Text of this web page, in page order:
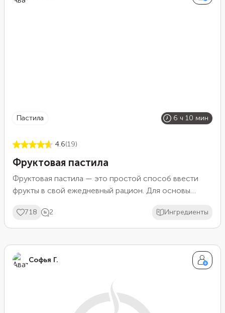
пастила 6 ч 10 мин
4.6(19)
Фруктовая пастила
Фруктовая пастила — это простой способ ввести
фрукты в свой ежедневный рацион. Для основы
выбрать любые фрукты на свой вкус — главное, чтобы
плоды были сладкими и сочными.
718 2 Ингредиенты
Софья Г.